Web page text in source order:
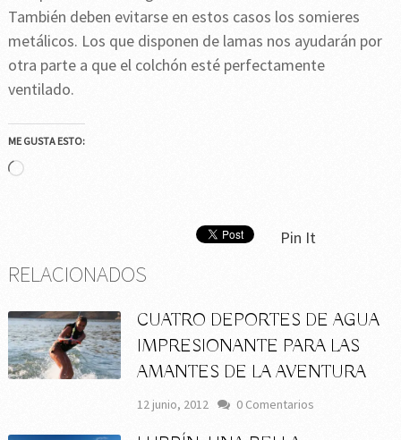
También deben evitarse en estos casos los somieres
metálicos. Los que disponen de lamas nos ayudarán por
otra parte a que el colchón esté perfectamente
ventilado.
ME GUSTA ESTO:
Cargando...
Pin It
RELACIONADOS
CUATRO DEPORTES DE AGUA
IMPRESIONANTE PARA LAS
AMANTES DE LA AVENTURA
12 junio, 2012 0 Comentarios